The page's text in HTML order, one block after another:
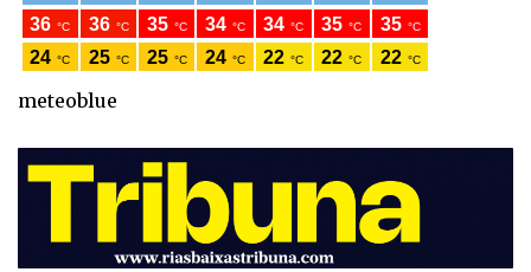
meteoblue